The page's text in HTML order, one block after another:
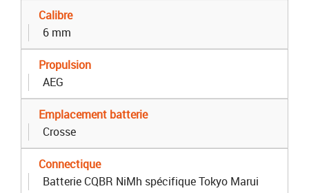
Calibre
6 mm
Propulsion
AEG
Emplacement batterie
Crosse
Connectique
Batterie CQBR NiMh spécifique Tokyo Marui